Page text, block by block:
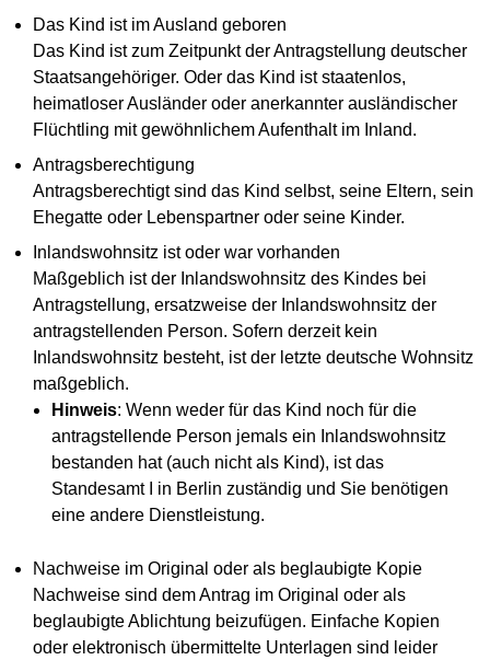
Das Kind ist im Ausland geboren
Das Kind ist zum Zeitpunkt der Antragstellung deutscher
Staatsangehöriger. Oder das Kind ist staatenlos,
heimatloser Ausländer oder anerkannter ausländischer
Flüchtling mit gewöhnlichem Aufenthalt im Inland.
Antragsberechtigung
Antragsberechtigt sind das Kind selbst, seine Eltern, sein
Ehegatte oder Lebenspartner oder seine Kinder.
Inlandswohnsitz ist oder war vorhanden
Maßgeblich ist der Inlandswohnsitz des Kindes bei
Antragstellung, ersatzweise der Inlandswohnsitz der
antragstellenden Person. Sofern derzeit kein
Inlandswohnsitz besteht, ist der letzte deutsche Wohnsitz
maßgeblich.
Hinweis: Wenn weder für das Kind noch für die
antragstellende Person jemals ein Inlandswohnsitz
bestanden hat (auch nicht als Kind), ist das
Standesamt I in Berlin zuständig und Sie benötigen
eine andere Dienstleistung.
Nachweise im Original oder als beglaubigte Kopie
Nachweise sind dem Antrag im Original oder als
beglaubigte Ablichtung beizufügen. Einfache Kopien
oder elektronisch übermittelte Unterlagen sind leider